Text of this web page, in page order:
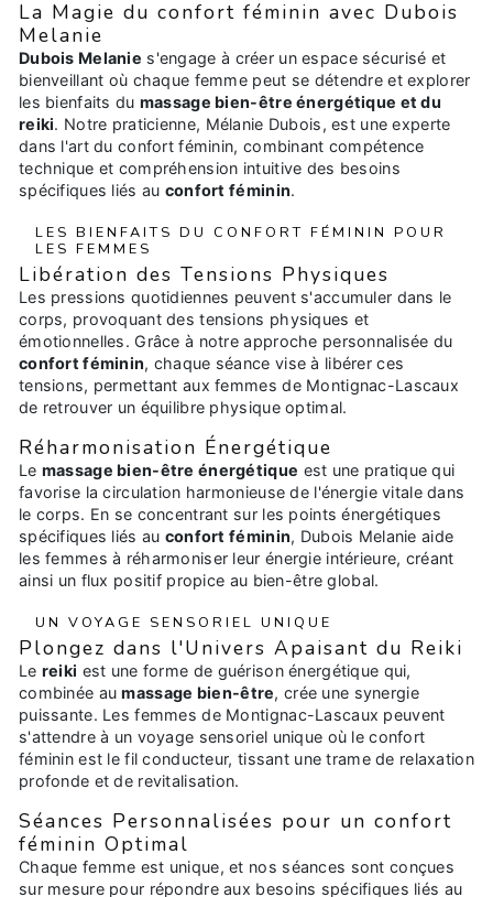
La Magie du confort féminin avec Dubois
Melanie
Dubois Melanie s'engage à créer un espace sécurisé et
bienveillant où chaque femme peut se détendre et explorer
les bienfaits du massage bien-être énergétique et du
reiki. Notre praticienne, Mélanie Dubois, est une experte
dans l'art du confort féminin, combinant compétence
technique et compréhension intuitive des besoins
spécifiques liés au confort féminin.
LES BIENFAITS DU CONFORT FÉMININ POUR
LES FEMMES
Libération des Tensions Physiques
Les pressions quotidiennes peuvent s'accumuler dans le
corps, provoquant des tensions physiques et
émotionnelles. Grâce à notre approche personnalisée du
confort féminin, chaque séance vise à libérer ces
tensions, permettant aux femmes de Montignac-Lascaux
de retrouver un équilibre physique optimal.
Réharmonisation Énergétique
Le massage bien-être énergétique est une pratique qui
favorise la circulation harmonieuse de l'énergie vitale dans
le corps. En se concentrant sur les points énergétiques
spécifiques liés au confort féminin, Dubois Melanie aide
les femmes à réharmoniser leur énergie intérieure, créant
ainsi un flux positif propice au bien-être global.
UN VOYAGE SENSORIEL UNIQUE
Plongez dans l'Univers Apaisant du Reiki
Le reiki est une forme de guérison énergétique qui,
combinée aumassage bien-être, crée une synergie
puissante. Les femmes de Montignac-Lascaux peuvent
s'attendre à un voyage sensoriel unique où le confort
féminin est le fil conducteur, tissant une trame de relaxation
profonde et de revitalisation.
Séances Personnalisées pour un confort
féminin Optimal
Chaque femme est unique, et nos séances sont conçues
sur mesure pour répondre aux besoins spécifiques liés au